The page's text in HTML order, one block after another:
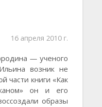
16 апреля 2010 г.
— ученого
возник не
части книги «Как
он и его
образы